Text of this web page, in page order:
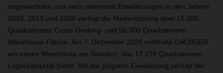
angewachsen und nach mehreren Erweiterungen in den Jahren
2010, 2013 und 2020 verfügt die Niederlassung über 15.000
Quadratmeter Cross-Docking- und 50.000 Quadratmeter
Warehouse-Fläche. Am 7. Dezember 2020 eröffnete DACHSER
ein neues Warehouse am Standort, das 17.278 Quadratmeter
Lagerkapazität bietet. Mit der jüngsten Erweiterung verfügt der